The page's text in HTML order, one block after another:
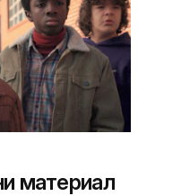
материал